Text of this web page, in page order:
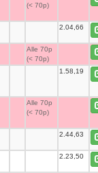
(< 70p)
2.04,66
Alle 70p
(< 70p)
1.58,19
Alle 70p
(< 70p)
2.44,63
2.23,50